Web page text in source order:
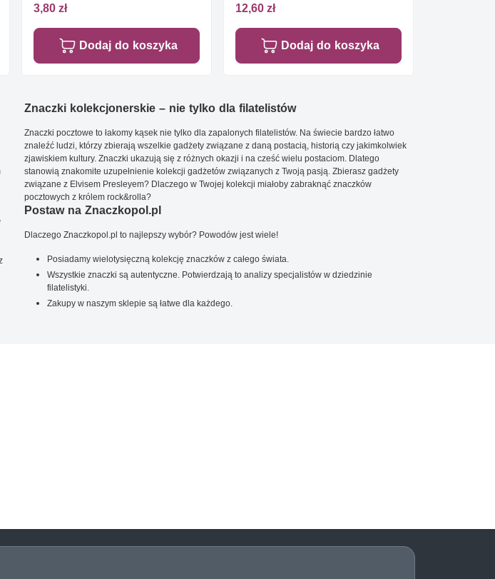
3,80 zł
Dodaj do koszyka
12,60 zł
Dodaj do koszyka
Znaczki kolekcjonerskie – nie tylko dla filatelistów
Znaczki pocztowe to łakomy kąsek nie tylko dla zapalonych filatelistów. Na świecie bardzo łatwo
znaleźć ludzi, którzy zbierają wszelkie gadżety związane z daną postacią, historią czy jakimkolwiek
zjawiskiem kultury. Znaczki ukazują się z różnych okazji i na cześć wielu postaciom. Dlatego
stanowią znakomite uzupełnienie kolekcji gadżetów związanych z Twoją pasją. Zbierasz gadżety
związane z Elvisem Presleyem? Dlaczego w Twojej kolekcji miałoby zabraknąć znaczków
pocztowych z królem rock&rolla?
Postaw na Znaczkopol.pl
Dlaczego Znaczkopol.pl to najlepszy wybór? Powodów jest wiele!
Posiadamy wielotysięczną kolekcję znaczków z całego świata.
Wszystkie znaczki są autentyczne. Potwierdzają to analizy specjalistów w dziedzinie
filatelistyki.
Zakupy w naszym sklepie są łatwe dla każdego.